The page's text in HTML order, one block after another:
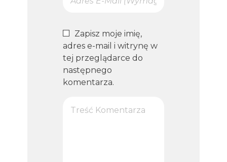
Zapisz moje imię,
adres e-mail i witrynę w
tej przeglądarce do
następnego
komentarza.